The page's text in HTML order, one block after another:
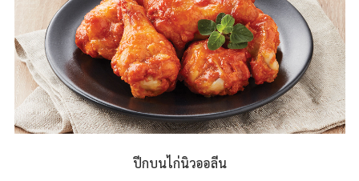
ปีกบนไก่นิวออลีน